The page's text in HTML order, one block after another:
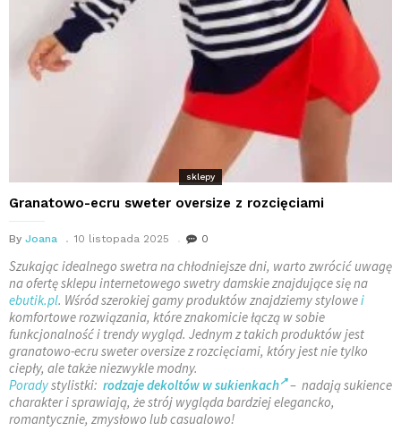
sklepy
Granatowo-ecru sweter oversize z rozcięciami
By Joana 10 listopada 2025 0
Szukając idealnego swetra na chłodniejsze dni, warto zwrócić uwagę
na ofertę sklepu internetowego swetry damskie znajdujące się na
ebutik.pl. Wśród szerokiej gamy produktów znajdziemy stylowei
komfortowe rozwiązania, które znakomicie łączą w sobie
funkcjonalność i trendy wygląd. Jednym z takich produktów jest
granatowo-ecru sweter oversize z rozcięciami, który jest nie tylko
ciepły, ale także niezwykle modny.
Poradystylistki: rodzaje dekoltów w sukienkach – nadają sukience
charakter i sprawiają, że strój wygląda bardziej elegancko,
romantycznie, zmysłowo lub casualowo!